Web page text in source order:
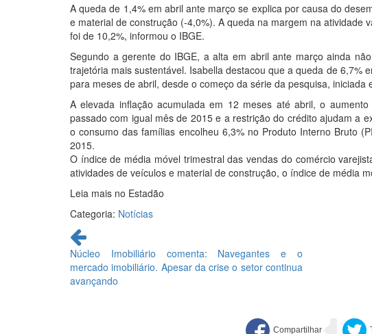
A queda de 1,4% em abril ante março se explica por causa do
e material de construção (-4,0%). A queda na margem na
foi de 10,2%, informou o IBGE.
Segundo a gerente do IBGE, a alta em abril ante março ainda
trajetória mais sustentável. Isabella destacou que a queda de 6,7%
para meses de abril, desde o começo da série da pesquisa, iniciada
A elevada inflação acumulada em 12 meses até abril, o
passado com igual mês de 2015 e a restrição do crédito ajudam a
o consumo das famílias encolheu 6,3% no Produto Interno Bruto
2015.
O índice de média móvel trimestral das vendas do comércio
atividades de veículos e material de construção, o índice de média
Leia mais no Estadão
Categoria: Notícias
Continue
lendo
Núcleo Imobiliário comenta: Navegantes e o
mercado imobiliário. Apesar da crise o setor continua
avançando